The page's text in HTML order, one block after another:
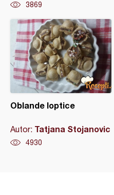
3869
Oblande loptice
Autor: Tatjana Stojanovic
4930